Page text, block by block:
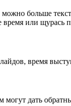
больше
или щурась
время
дать